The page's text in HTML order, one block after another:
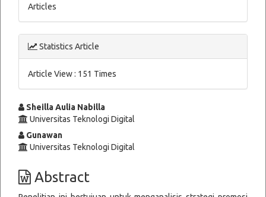
Articles
Statistics Article
Article View : 151 Times
Main
Article
Content
Sheilla Aulia Nabilla
Universitas Teknologi Digital
Gunawan
Universitas Teknologi Digital
Abstract